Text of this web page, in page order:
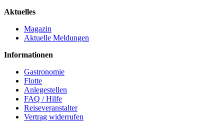
Aktuelles
Magazin
Aktuelle Meldungen
Informationen
Gastronomie
Flotte
Anlegestellen
FAQ / Hilfe
Reiseveranstalter
Vertrag widerrufen